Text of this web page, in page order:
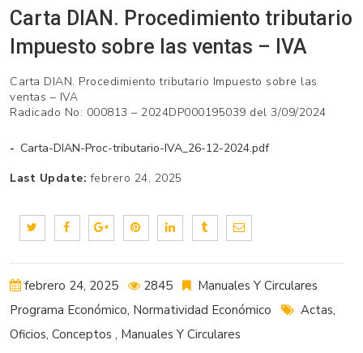
Carta DIAN. Procedimiento tributario
Impuesto sobre las ventas – IVA
Carta DIAN. Procedimiento tributario Impuesto sobre las
ventas – IVA
Radicado No: 000813 – 2024DP000195039 del 3/09/2024
Carta-DIAN-Proc-tributario-IVA_26-12-2024.pdf
Last Update:febrero 24, 2025
febrero 24, 2025 2845
Manuales Y Circulares
Programa Económico, Normatividad Económico
Actas,
Oficios, Conceptos , Manuales Y Circulares